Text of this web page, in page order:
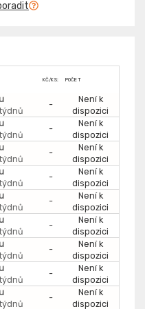
KČ/KS: POČET
-
Není k
dispozici
-
Není k
dispozici
-
Není k
dispozici
-
Není k
dispozici
-
Není k
dispozici
-
Není k
dispozici
-
Není k
dispozici
-
Není k
dispozici
-
Není k
dispozici